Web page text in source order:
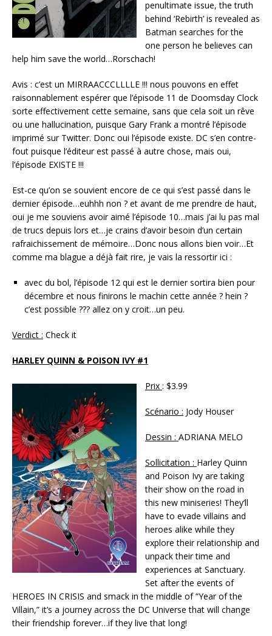
penultimate issue, the truth
behind ‘Rebirth’ is revealed as
Batman searches for the
one person he believes can
help him save the world…Rorschach!
Avis : c’est un MIRRAACCCLLLLE !!! nous pouvons en effet
raisonnablement espérer que l’épisode 11 de Doomsday Clock
sorte effectivement cette semaine, sans que cela soit un rêve
ou une hallucination, puisque Gary Frank a montré l’épisode
imprimé sur Twitter. Donc oui l’épisode existe. DC s’en contre-
fout puisque l’éditeur est passé à autre chose, mais oui,
l’épisode EXISTE !!!
Est-ce qu’on se souvient encore de ce qui s’est passé dans le
dernier épisode…euhhh non ? et avant de me prendre de haut,
oui je me souviens avoir aimé l’épisode 10…mais j’ai lu pas mal
de trucs depuis lors et…je crains d’avoir besoin d’un certain
rafraichissement de mémoire…Donc nous allons bien voir…Et
comme ma blague a déjà fait rire, je vais la ressortir ici :
avec du bol, l’épisode 12 qui est le dernier sortira bien pour
décembre et nous finirons le machin cette année ? hein ?
c’est possible ??? allez on y croit…un peu.
Verdict : Check it
HARLEY QUINN & POISON IVY #1
Prix : $3.99
Scénario : Jody Houser
Dessin : ADRIANA MELO
Sollicitation : Harley Quinn
and Poison Ivy are taking
their show on the road in
this new miniseries! They’ll
have to evade villains and
heroes alike while they
explore their relationship and
unpack their time and
experiences at Sanctuary.
Set after the events of
HEROES IN CRISIS and smack in the middle of “Year of the
Villain,” it’s a journey across the DC Universe that will change
their friendship forever…if they live that long!